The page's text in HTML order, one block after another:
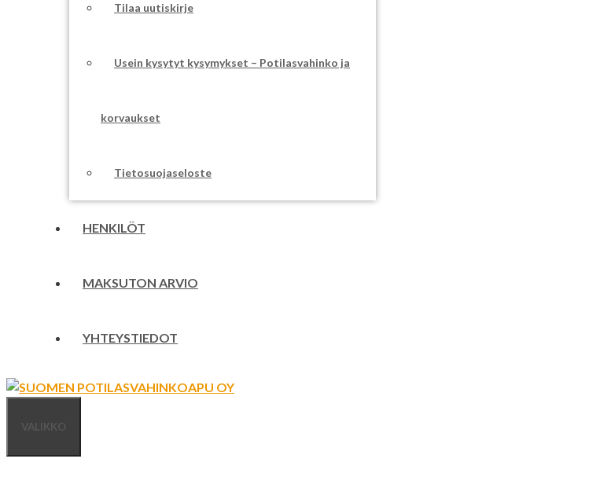
Tilaa uutiskirje
Usein kysytyt kysymykset – Potilasvahinko ja
korvaukset
Tietosuojaseloste
HENKILÖT
MAKSUTON ARVIO
YHTEYSTIEDOT
VALIKKO